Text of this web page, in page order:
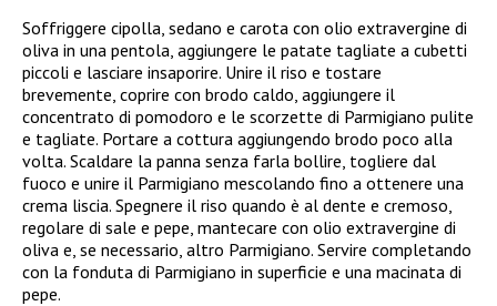
Soffriggere cipolla, sedano e carota con olio extravergine di
oliva in una pentola, aggiungere le patate tagliate a cubetti
piccoli e lasciare insaporire. Unire il riso e tostare
brevemente, coprire con brodo caldo, aggiungere il
concentrato di pomodoro e le scorzette di Parmigiano pulite
e tagliate. Portare a cottura aggiungendo brodo poco alla
volta. Scaldare la panna senza farla bollire, togliere dal
fuoco e unire il Parmigiano mescolando fino a ottenere una
crema liscia. Spegnere il riso quando è al dente e cremoso,
regolare di sale e pepe, mantecare con olio extravergine di
oliva e, se necessario, altro Parmigiano. Servire completando
con la fonduta di Parmigiano in superficie e una macinata di
pepe.